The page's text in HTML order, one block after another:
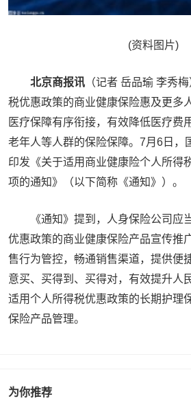
(资料图片)
北京商报讯 （记者 岳品瑜 李秀
税优惠政策的商业健康保险惠及更多
医疗保障有序衔接，有效降低医疗费
老年人等人群的保险保障。7月6日，
印发《关于适用商业健康险个人所得
项的通知》（以下简称《通知》）。
《通知》提到，人身保险公司应
优惠政策的商业健康保险产品宣传推
售行为管控，畅通销售渠道，提供便
意买、买得到、买得对，有效提升人
适用个人所得税优惠政策的长期护理
保险产品管理。
为你推荐